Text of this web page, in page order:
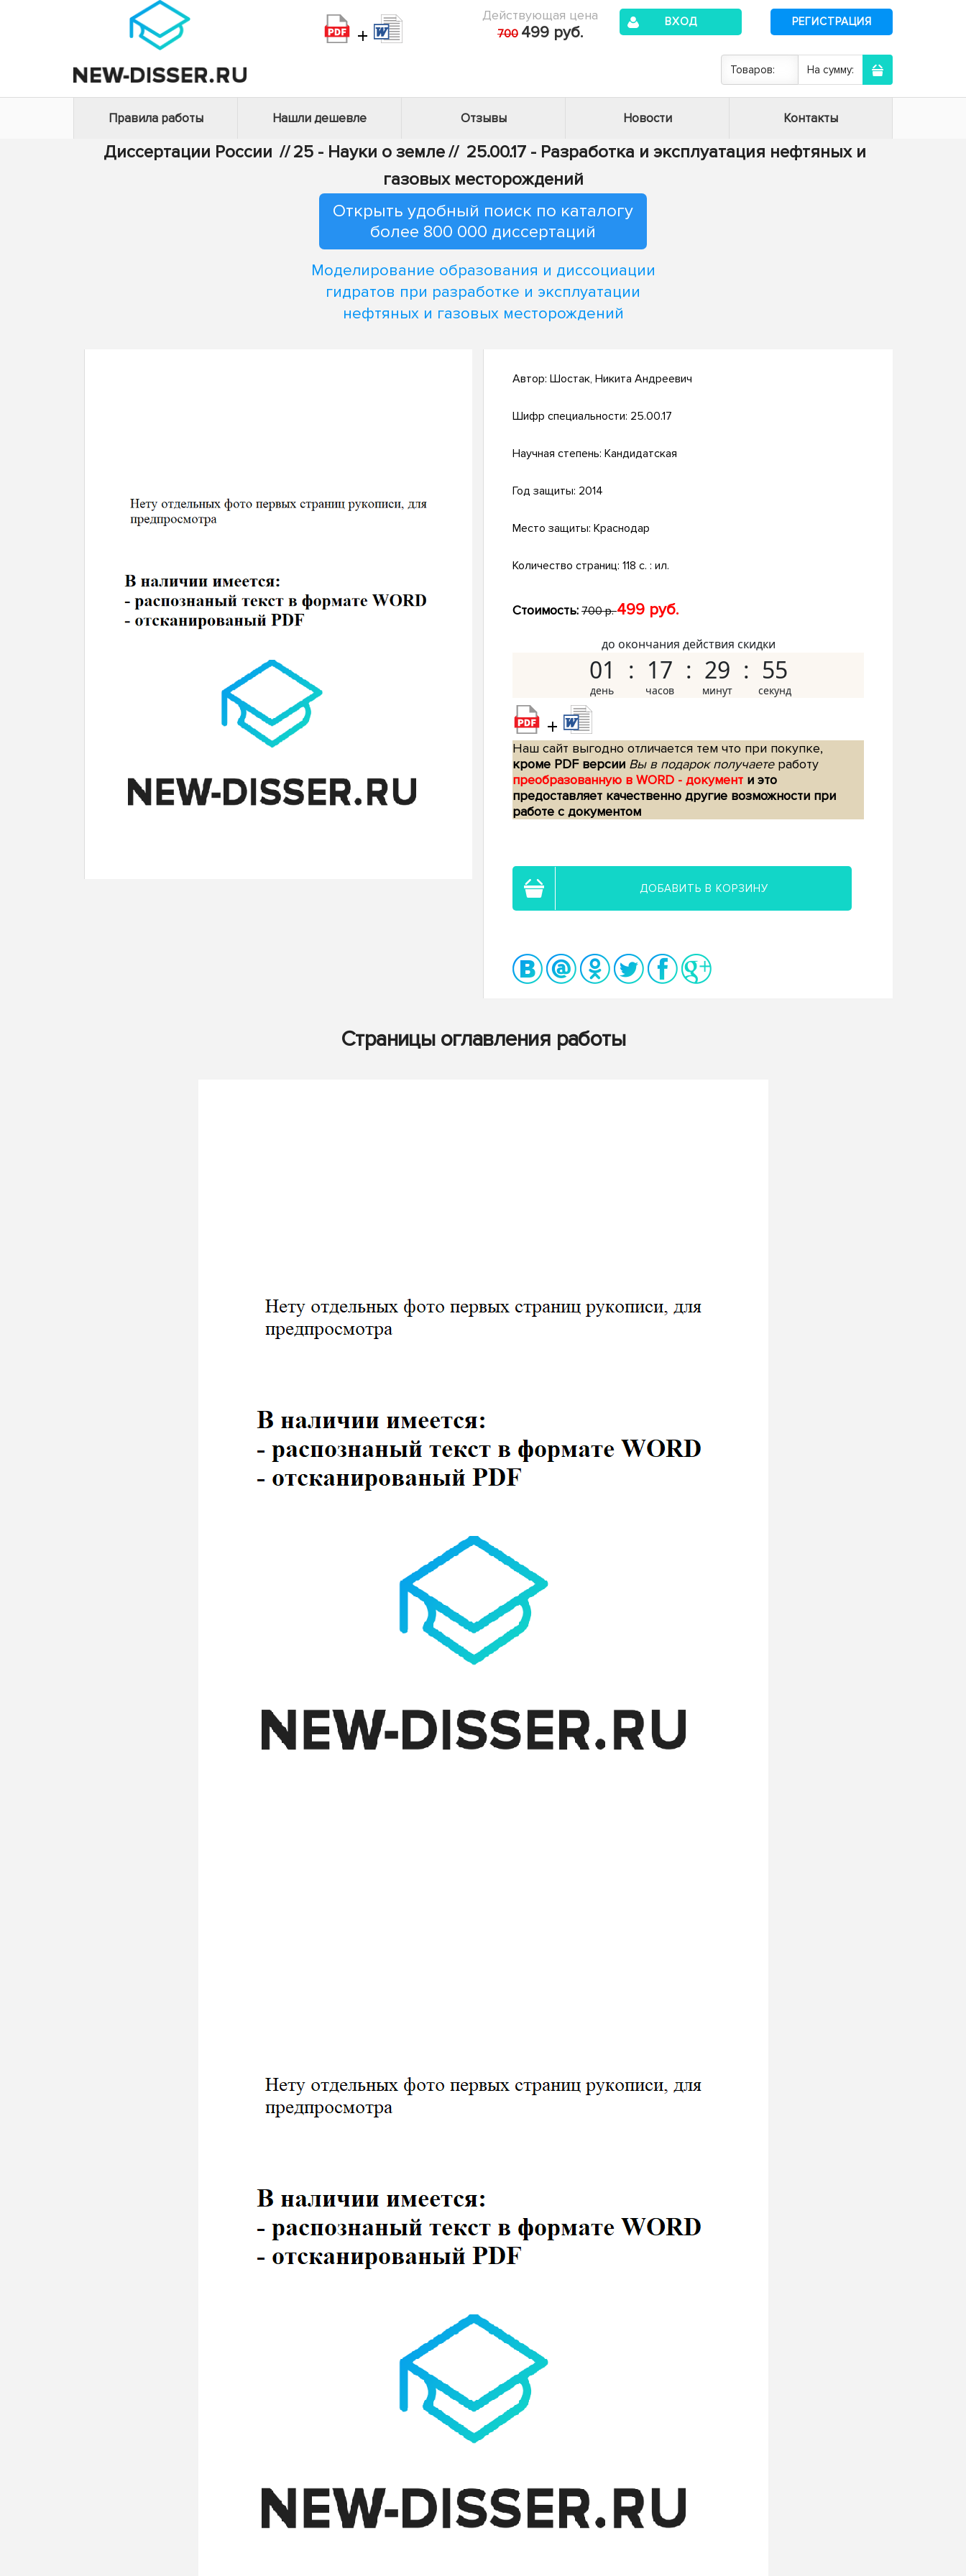
+
Действующая цена
700 499 руб.
ВХОД РЕГИСТРАЦИЯ
Товаров: На сумму:
Правила работы Нашли дешевле Отзывы Новости Контакты
Диссертации России // 25 - Науки о земле// 25.00.17 - Разработка и эксплуатация нефтяных и
газовых месторождений
Открыть удобный поиск по каталогу
более 800 000 диссертаций
Моделирование образования и диссоциации
гидратов при разработке и эксплуатации
нефтяных и газовых месторождений
Автор: Шостак, Никита Андреевич
Шифр специальности: 25.00.17
Научная степень: Кандидатская
Год защиты: 2014
Место защиты: Краснодар
Количество страниц: 118 с. : ил.
Стоимость: 700 р.499 руб.
до окончания действия скидки
01 17 29 54
+
Наш сайт выгодно отличается тем что при покупке,
кроме PDF версии Вы в подарок получаетеработу
преобразованную в WORD - документ и это
предоставляет качественно другие возможности при
работе с документом
ДОБАВИТЬ В КОРЗИНУ
Страницы оглавления работы